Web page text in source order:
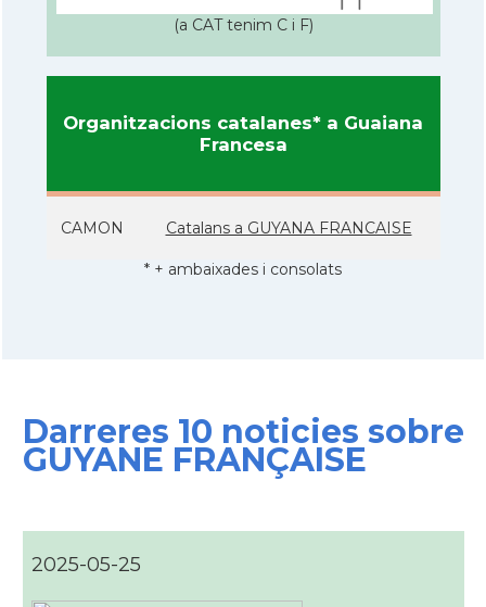
(a CAT tenim C i F)
Organitzacions catalanes* a Guaiana
Francesa
CAMON Catalans a GUYANA FRANCAISE
* + ambaixades i consolats
Darreres 10 noticies sobre
GUYANE FRANÇAISE
2025-05-25